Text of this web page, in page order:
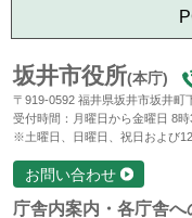
坂井市役所(本庁)
〒919-0592 福井県坂井市坂井町
受付時間：月曜日から金曜日 8
※土曜日、日曜日、祝日および
お問い合わせ
庁舎内案内・各庁舎へ